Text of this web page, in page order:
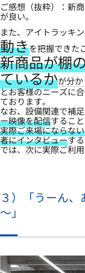
ご感想（抜粋）：新
が良い。
また、アイトラッキン
動きを把握できた
新商品が棚
ているかが分
とお客様のニーズに
ております。
なお、設備関連で補
ー映像を配信するこ
実際ご来場にならな
者にインタビューす
では、次に実際ご利
３）「うーん
～」